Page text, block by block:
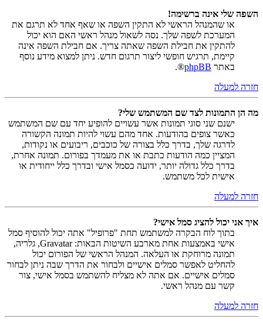
השפה שלי אינה ברשימה!
או שהמנהל הראשי לא התקין השפה או שאף אחד לא תרגם את
המערכת לשפה שלך. נסה לשאול מנהל ראשי האם הוא יכול
להתקין את חבילת השפה שאתה צריך. אם חבילת השפה אינה
קיימת, תרגיש חופשי ליצור תרגום חדש. ניתן למצוא מידע נוסף
באתר phpBB
®.
חזרה למעלה
מה הן התמונות לצד שם המשתמש שלי?
ישנם שני סוגי תמונות אשר עשויים להופיע יחד עם שם המשתמש
כאשר צופים בהודעות. אחד מהם עשוי להיות תמונה הקשורה
לדרגה שלך, בדרך כלל בצורה של כוכבים, ריבועים או נקודות,
המציין כמה הודעות כתבת או את מעמדך בפורום. תמונה אחרת,
בדרך כלל גדולה יותר, ידועה כסמל אישי ובדרך כלל ייחודית או
אישית לכל משתמש.
חזרה למעלה
איך אני יכול להציג סמל אישי?
בתוך לוח הבקרה למשתמש תחת "פרופיל" אתה יכול להוסיף סמל
אישי באמצעות אחת מארבע השיטות הבאות: Gravatar, גלריה,
תמונה מרוחקת או העלאה. המנהל הראשי של הפורום יכול
להחליט לאפשר סמלים אישיים ולבחור את הדרך שבה ניתן לבחור
סמלים אישיים. אם אתה לא מצליח להשתמש בסמל אישי, צור
קשר עם מנהל ראשי.
חזרה למעלה